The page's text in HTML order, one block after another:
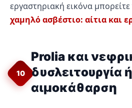
εργαστηριακή εικόνα
χαμηλό ασβέστιο: αίτια και
10
Prolia και
δυσλειτουργία ή
αιμοκάθαρση